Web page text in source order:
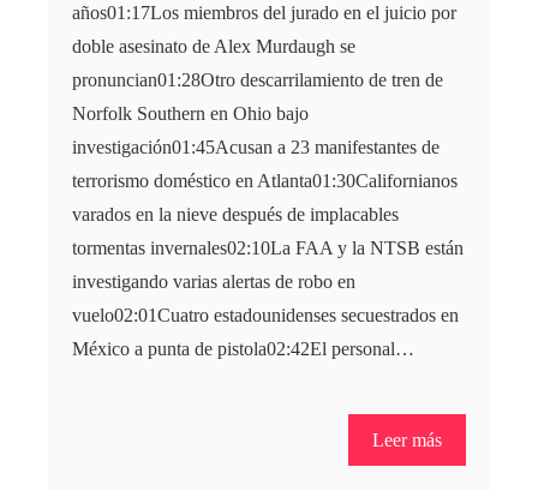
años01:17Los miembros del jurado en el juicio por
doble asesinato de Alex Murdaugh se
pronuncian01:28Otro descarrilamiento de tren de
Norfolk Southern en Ohio bajo
investigación01:45Acusan a 23 manifestantes de
terrorismo doméstico en Atlanta01:30Californianos
varados en la nieve después de implacables
tormentas invernales02:10La FAA y la NTSB están
investigando varias alertas de robo en
vuelo02:01Cuatro estadounidenses secuestrados en
México a punta de pistola02:42El personal…
Leer más